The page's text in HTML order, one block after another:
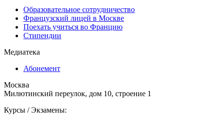
Образовательное сотрудничество
Французский лицей в Москве
Поехать учиться во Францию
Стипендии
Медиатека
Абонемент
Москва
Милютинский переулок, дом 10, строение 1
Курсы / Экзамены: